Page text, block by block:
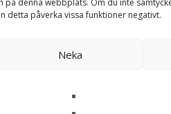
på denna webbplats. Om du inte
detta påverka vissa funktioner negativt.
Neka
28987 Kategorier: Djurtyp,